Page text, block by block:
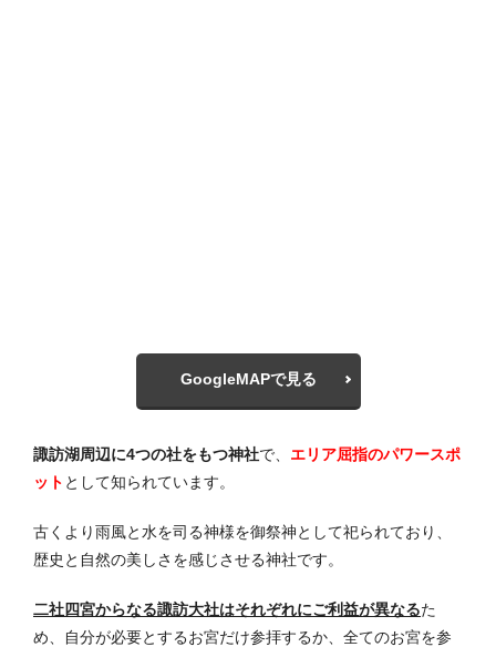
GoogleMAPで見る
諏訪湖周辺に4つの社をもつ神社で、 エリア屈指のパワースポ
ット として知られています。
古くより雨風と水を司る神様を御祭神として祀られており、
歴史と自然の美しさを感じさせる神社です。
二社四宮からなる諏訪大社はそれぞれにご利益が異なるた
め、自分が必要とするお宮だけ参拝するか、全てのお宮を参